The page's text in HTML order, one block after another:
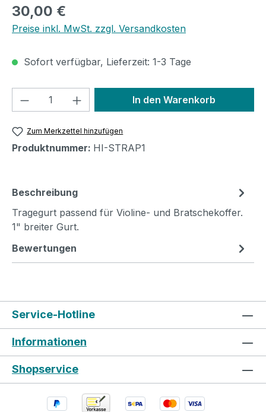
Regulärer Preis:
30,00 €
Preise inkl. MwSt. zzgl. Versandkosten
Sofort verfügbar, Lieferzeit: 1-3 Tage
Produkt Anzahl: Gib denIn den Warenkorb
Zum Merkzettel hinzufügen
Produktnummer: HI-STRAP1
Beschreibung
Tragegurt passend für Violine- und Bratschekoffer.
1" breiter Gurt.
Bewertungen
Service-Hotline
Informationen
Shopservice